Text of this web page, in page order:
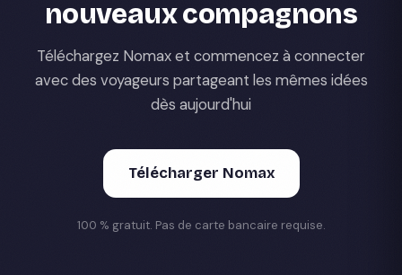
nouveaux compagnons
Téléchargez Nomax et commencez à connecter
avec des voyageurs partageant les mêmes idées
dès aujourd'hui
Télécharger Nomax
100 % gratuit. Pas de carte bancaire requise.